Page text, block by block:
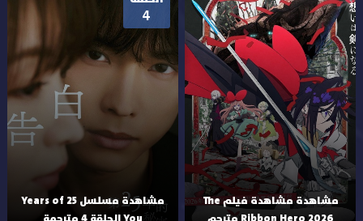
مشاهدة مشاهدة فيلم The
4
مشاهدة مسلسل 25 Years of